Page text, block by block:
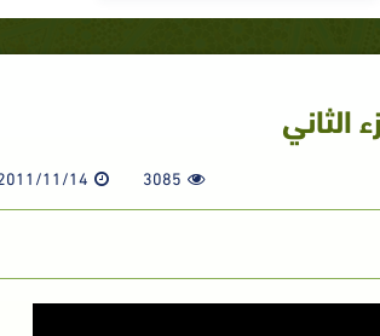
الثاني
3085
11/14